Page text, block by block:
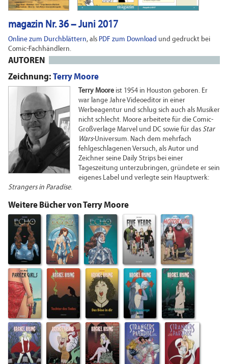
magazin Nr. 36 – Juni 2017
Online zum Durchblättern, als PDF zum Download und gedruckt bei
Comic-Fachhändlern.
AUTOREN
Zeichnung: Terry Moore
Terry Moore ist 1954 in Houston geboren. Er
war lange Jahre Videoeditor in einer
Werbeagentur und schlug sich auch als Musiker
nicht schlecht. Moore arbeitete für die Comic-
Großverlage Marvel und DC sowie für das Star
Wars-Universum. Nach dem mehrfach
fehlgeschlagenen Versuch, als Autor und
Zeichner seine Daily Strips bei einer
Tageszeitung unterzubringen, gründete er sein
eigenes Label und verlegte sein Hauptwerk:
Strangers in Paradise.
Weitere Bücher von Terry Moore